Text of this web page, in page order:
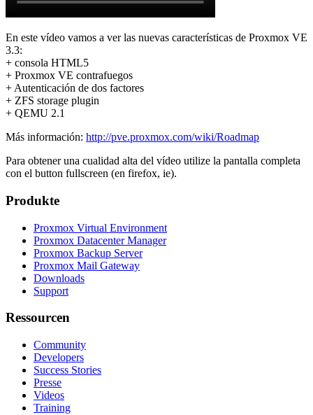
En este vídeo vamos a ver las nuevas características de Proxmox VE
3.3:
+ consola HTML5
+ Proxmox VE contrafuegos
+ Autenticación de dos factores
+ ZFS storage plugin
+ QEMU 2.1
Más información: http://pve.proxmox.com/wiki/Roadmap
Para obtener una cualidad alta del vídeo utilize la pantalla completa
con el button fullscreen (en firefox, ie).
Produkte
Proxmox Virtual Environment
Proxmox Datacenter Manager
Proxmox Backup Server
Proxmox Mail Gateway
Downloads
Support
Ressourcen
Community
Developers
Success Stories
Presse
Videos
Training